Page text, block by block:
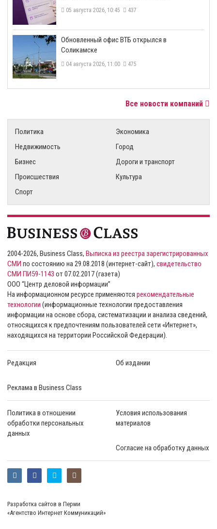
05 августа 2026, 10:45 437
​Обновленный офис ВТБ открылся в
Соликамске
04 августа 2026, 11:00 475
Все новости компаний
Политика
Экономика
Недвижимость
Город
Бизнес
Дороги и транспорт
Происшествия
Культура
Спорт
2004-2026, Business Class, Выписка из реестра зарегистрированных
СМИ по состоянию на 29.08.2018 (интернет-сайт), свидетельство
СМИ ПИ59-1143 от 07.02.2017 (газета)
ООО “Центр деловой информации”
На информационном ресурсе применяются рекомендательные
технологии (информационные технологии предоставления
информации на основе сбора, систематизации и анализа сведений,
относящихся к предпочтениям пользователей сети «Интернет»,
находящихся на территории Российской Федерации).
Редакция Об издании
Реклама в Business Class
Политика в отношении
обработки персональных
данных
Условия использования
материалов
Согласие на обработку данных
Разработка сайтов в Перми
«Агентство Интернет Коммуникаций»